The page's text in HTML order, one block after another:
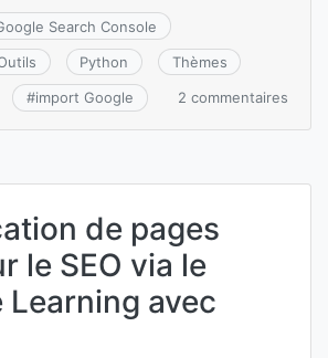
Search Console
Python Thèmes
#import Google 2 commentaires
de
de pages
le SEO via le
Learning avec